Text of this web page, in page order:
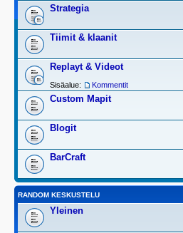
Strategia
Tiimit & klaanit
Replayt & Videot
Sisäalue: Kommentit
Custom Mapit
Blogit
BarCraft
RANDOM KESKUSTELU
Yleinen